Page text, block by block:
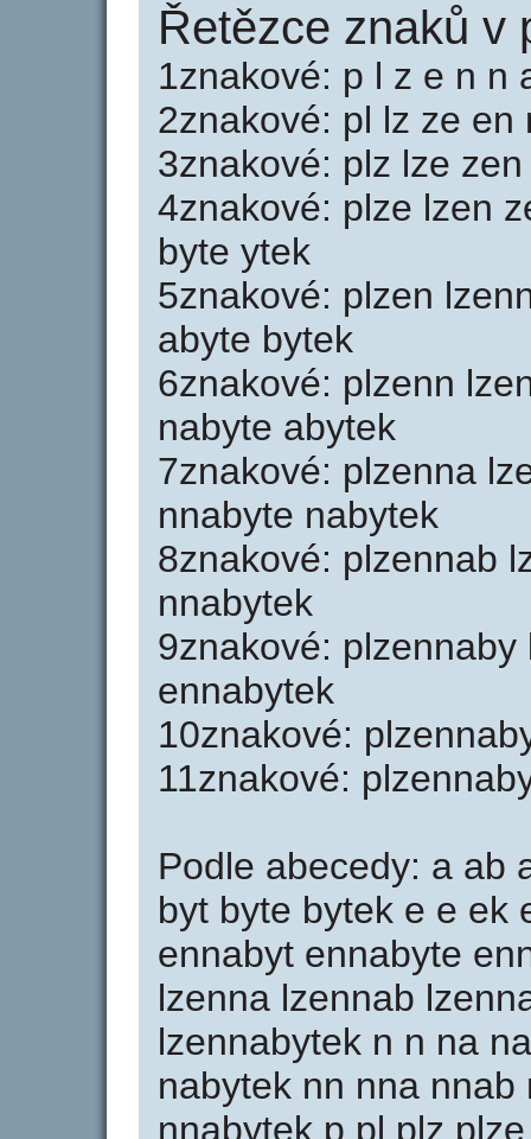
Řetězce znaků v
1znakové: p l z e n n
2znakové: pl lz ze
3znakové: plz lze
4znakové: plze lzen
byte ytek
5znakové: plzen
abyte bytek
6znakové: plzenn
nabyte abytek
7znakové: plzenna
nnabyte nabytek
8znakové: plzennab
nnabytek
9znakové:
ennabytek
10znakové:
11znakové:
Podle abecedy: a ab
byt byte bytek e e ek
ennabyt ennabyte
lzenna lzennab
lzennabytek n n na
nabytek nn nna
nnabytek p pl plz